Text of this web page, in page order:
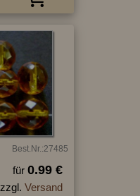
Best.Nr.:27485
für 0.99 €
zzgl. Versand